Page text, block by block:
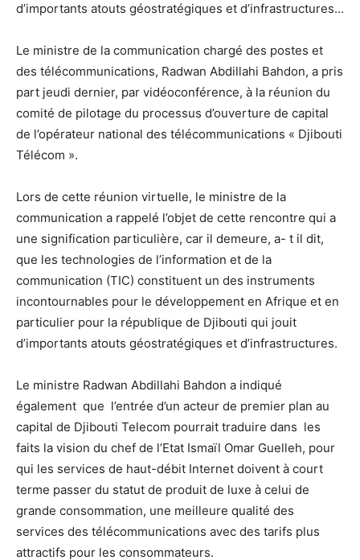
d’importants atouts géostratégiques et d’infrastructures…
Le ministre de la communication chargé des postes et
des télécommunications, Radwan Abdillahi Bahdon, a pris
part jeudi dernier, par vidéoconférence, à la réunion du
comité de pilotage du processus d’ouverture de capital
de l’opérateur national des télécommunications « Djibouti
Télécom ».
Lors de cette réunion virtuelle, le ministre de la
communication a rappelé l’objet de cette rencontre qui a
une signification particulière, car il demeure, a- t il dit,
que les technologies de l’information et de la
communication (TIC) constituent un des instruments
incontournables pour le développement en Afrique et en
particulier pour la république de Djibouti qui jouit
d’importants atouts géostratégiques et d’infrastructures.
Le ministre Radwan Abdillahi Bahdon a indiqué
également que l’entrée d’un acteur de premier plan au
capital de Djibouti Telecom pourrait traduire dans les
faits la vision du chef de l’Etat Ismaïl Omar Guelleh, pour
qui les services de haut-débit Internet doivent à court
terme passer du statut de produit de luxe à celui de
grande consommation, une meilleure qualité des
services des télécommunications avec des tarifs plus
attractifs pour les consommateurs.